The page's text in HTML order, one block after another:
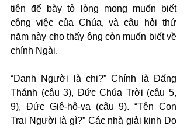
tiên để bày tỏ lòng mong muốn biết
công việc của Chúa, và câu hỏi thứ
năm này cho thấy ông còn muốn biết về
chính Ngài.
“Danh Người là chi?” Chính là Đấng
Thánh (câu 3), Đức Chúa Trời (câu 5,
9), Đức Giê-hô-va (câu 9). “Tên Con
Trai Người là gì?” Các nhà giải kinh Do